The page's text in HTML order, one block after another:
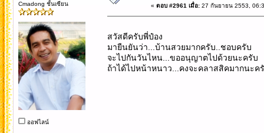
Cmadong ชั้นเซียน
ออฟไลน์
« ตอบ #2961 เมื่อ:27 กันยายน 2553,
สวัสดีครับพี่ป๋อง
มายืนยันว่า...บ้านสวยมากครับ..ชอบครับ
จะไปกันวันไหน...ขออนุญาตไปด้วยนะครับ
ถ้าได้ไปหน้าหนาว...คงจะคลาสสิคมากนะค